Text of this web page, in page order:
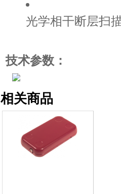
光学相干断层扫
技术参数 ：
相关商品